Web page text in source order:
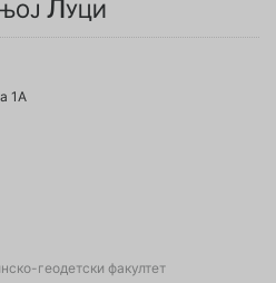
Луци
1А
геодетски факултет